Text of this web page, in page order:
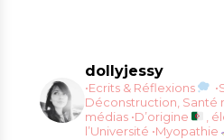
dollyjessy
•Ecrits & Réflexions
Déconstruction, Santé
médias •D’origine
,
l’Université •Myopathie